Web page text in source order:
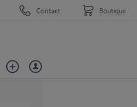
Contact Boutique